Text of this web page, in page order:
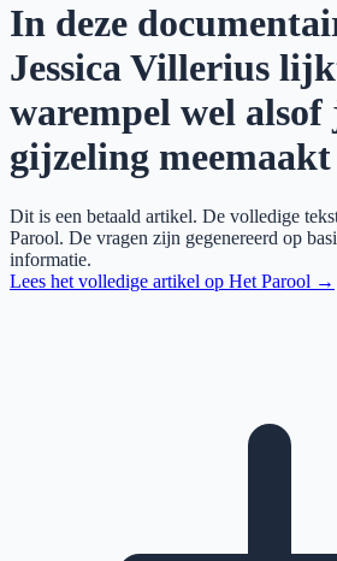
In deze
Jessica Villerius
warempel wel alsof
gijzeling meemaakt
Dit is een betaald artikel. De volledige
Parool. De vragen zijn gegenereerd op
informatie.
Lees het volledige artikel op Het Parool →